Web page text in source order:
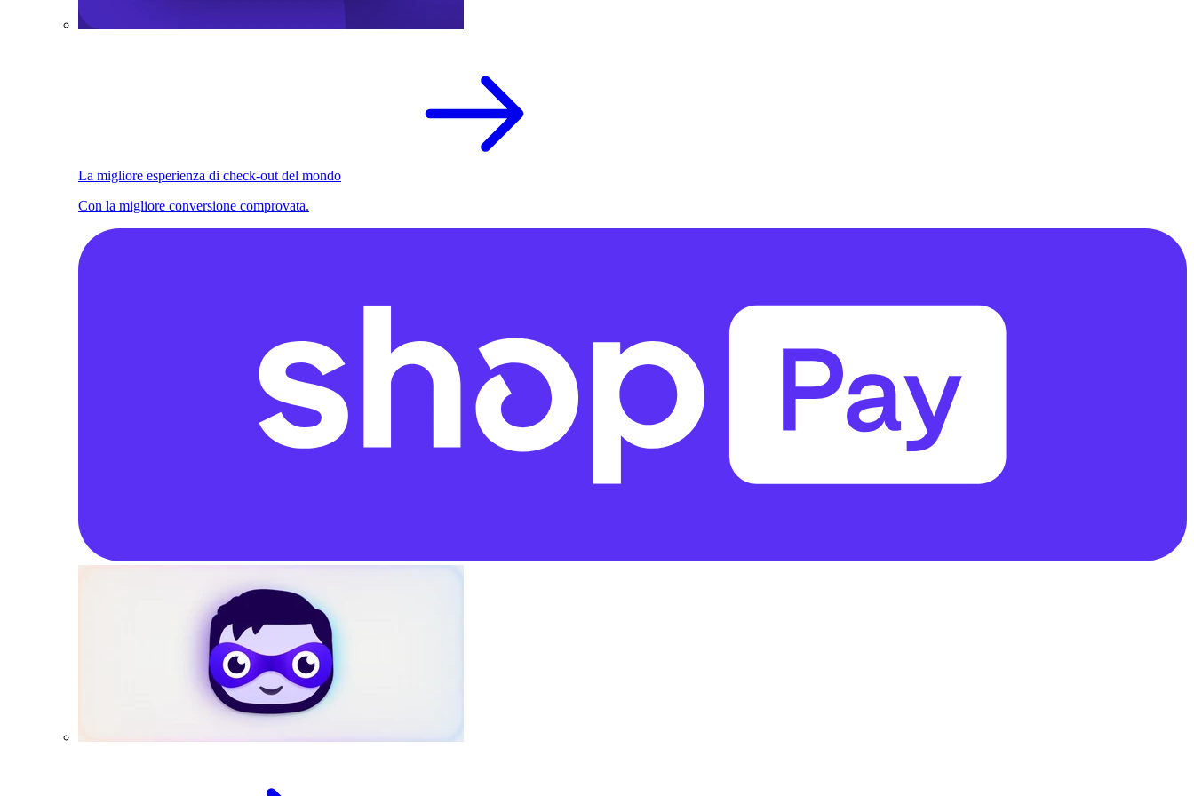
La migliore esperienza di check-out del mondo
Con la migliore conversione comprovata.